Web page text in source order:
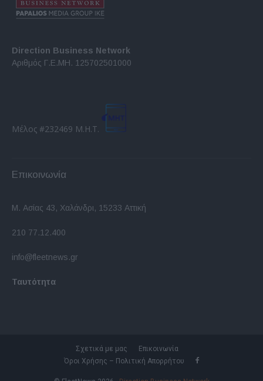
Direction Business Network
Αριθμός Γ.Ε.ΜΗ. 125702501000
Μέλος #232469 Μ.Η.Τ.
Επικοινωνία
Μ. Ασίας 43, Χαλάνδρι, 15233 Αττική
210 77.12.400
info@fleetnews.gr
Ταυτότητα
Σχετικά με μας
Επικοινωνία
Όροι Χρήσης – Πολιτική Απορρήτου